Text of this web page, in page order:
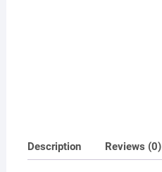
Description Reviews (0)